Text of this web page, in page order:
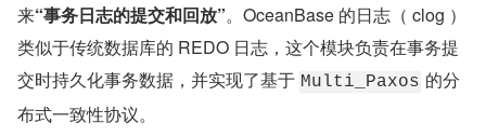
来“事务日志的提交和回放”。OceanBase 的日志（ clog ）
类似于传统数据库的 REDO 日志，这个模块负责在事务提
交时持久化事务数据，并实现了基于 Multi_Paxos 的分
布式一致性协议。